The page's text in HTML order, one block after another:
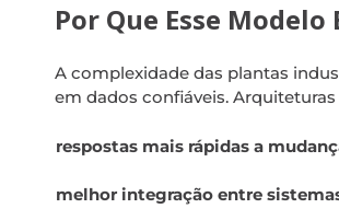
Por Que Esse Modelo
A complexidade das plantas
em dados confiáveis.
respostas mais rápidas a
melhor integração entre